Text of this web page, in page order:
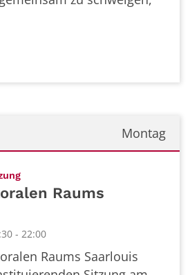
Montag
:
Raums
- 22:00
Raums Saarlouis